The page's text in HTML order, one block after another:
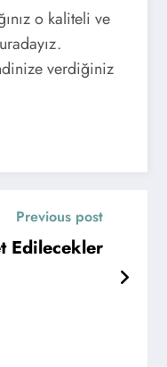
o kaliteli ve
verdiğiniz
Previous post
Edilecekler